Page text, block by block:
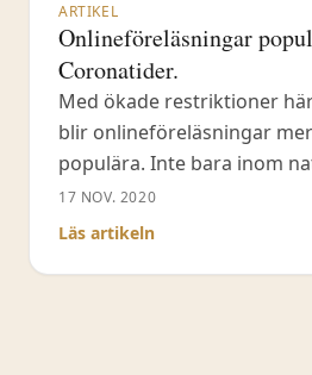
ARTIKEL
Onlineföreläsningar
Coronatider.
Med ökade restriktioner
blir onlineföreläsningar
populära. Inte bara inom
förstås utan i många andra
onlineföreläsningar har
17 NOV. 2020
Läs artikeln